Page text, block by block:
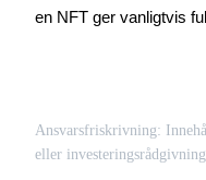
en NFT ger vanligtvis
Ansvarsfriskrivning:
eller